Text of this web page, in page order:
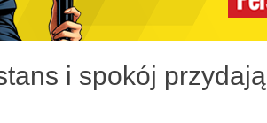
i spokój przydają